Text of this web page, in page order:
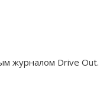
журналом Drive